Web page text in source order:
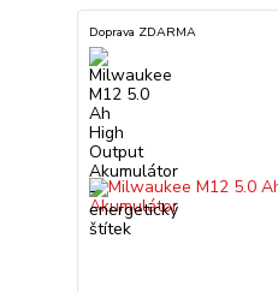
Doprava ZDARMA